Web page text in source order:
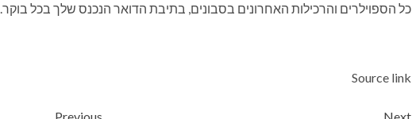
כל הספוילרים והרכילות האחרונים בסבונים, בתיבת הדואר הנכנס שלך בכל בוקר.
Source link